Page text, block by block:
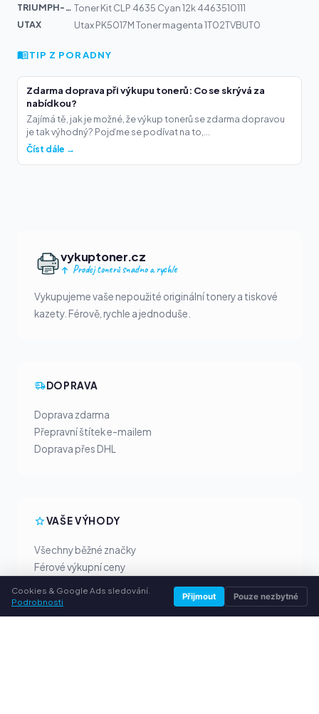
TRIUMPH-AD... Toner Kit CLP 4635 Cyan 12k 4463510111
UTAX
Utax PK5017M Toner magenta 1T02TVBUT0
TIP Z PORADNY
Zdarma doprava při výkupu tonerů: Co se skrývá za
nabídkou?
Zajímá tě, jak je možné, že výkup tonerů se zdarma dopravou
je tak výhodný? Pojďme se podívat na to,...
Číst dále →
vykuptoner.cz
Prodej tonerů snadno a rychle
Vykupujeme vaše nepoužité originální tonery a tiskové
kazety. Férově, rychle a jednoduše.
DOPRAVA
Doprava zdarma
Přepravní štítek e-mailem
Doprava přes DHL
VAŠE VÝHODY
Všechny běžné značky
Férové výkupní ceny
Osobní poradenství
Cookies & Google Ads sledování.
Podrobnosti
Přijmout Pouze nezbytné